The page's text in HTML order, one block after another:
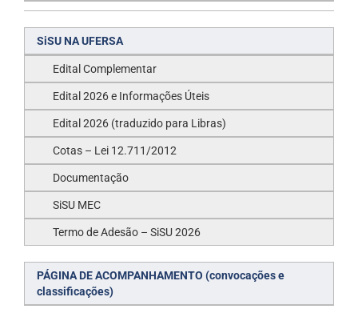
SiSU NA UFERSA
Edital Complementar
Edital 2026 e Informações Úteis
Edital 2026 (traduzido para Libras)
Cotas – Lei 12.711/2012
Documentação
SiSU MEC
Termo de Adesão – SiSU 2026
PÁGINA DE ACOMPANHAMENTO (convocações e
classificações)